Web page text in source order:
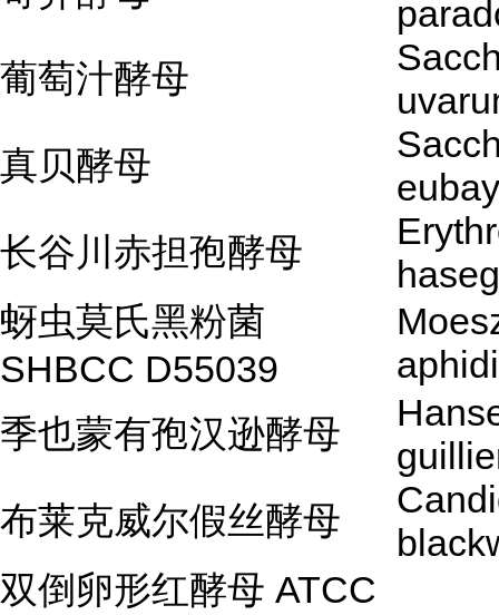
葡萄汁酵母
真贝酵母
长谷川赤担孢酵母
蚜虫莫氏黑粉菌
SHBCC D55039
季也蒙有孢汉逊酵母
布莱克威尔假丝酵母
双倒卵形红酵母 ATCC